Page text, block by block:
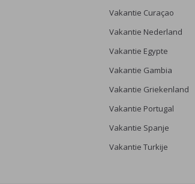
Vakantie Curaçao
Vakantie Nederland
Vakantie Egypte
Vakantie Gambia
Vakantie Griekenland
Vakantie Portugal
Vakantie Spanje
Vakantie Turkije